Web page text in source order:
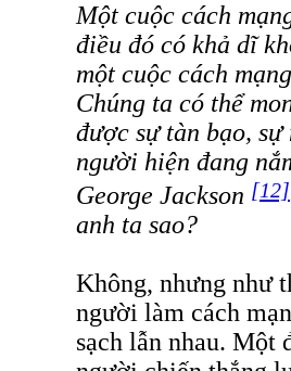
Một cuộc cách
điều đó có khả dĩ
một cuộc cách
Chúng ta có thể
được sự tàn bạo,
người hiện đang
George Jackson [12]
anh ta sao?
Không, nhưng như
người làm cách
sạch lẫn nhau. Một